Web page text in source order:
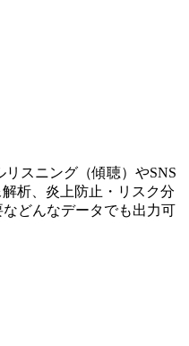
スニング（傾聴）やSNS
析、炎上防止・リスク分
どんなデータでも出力可